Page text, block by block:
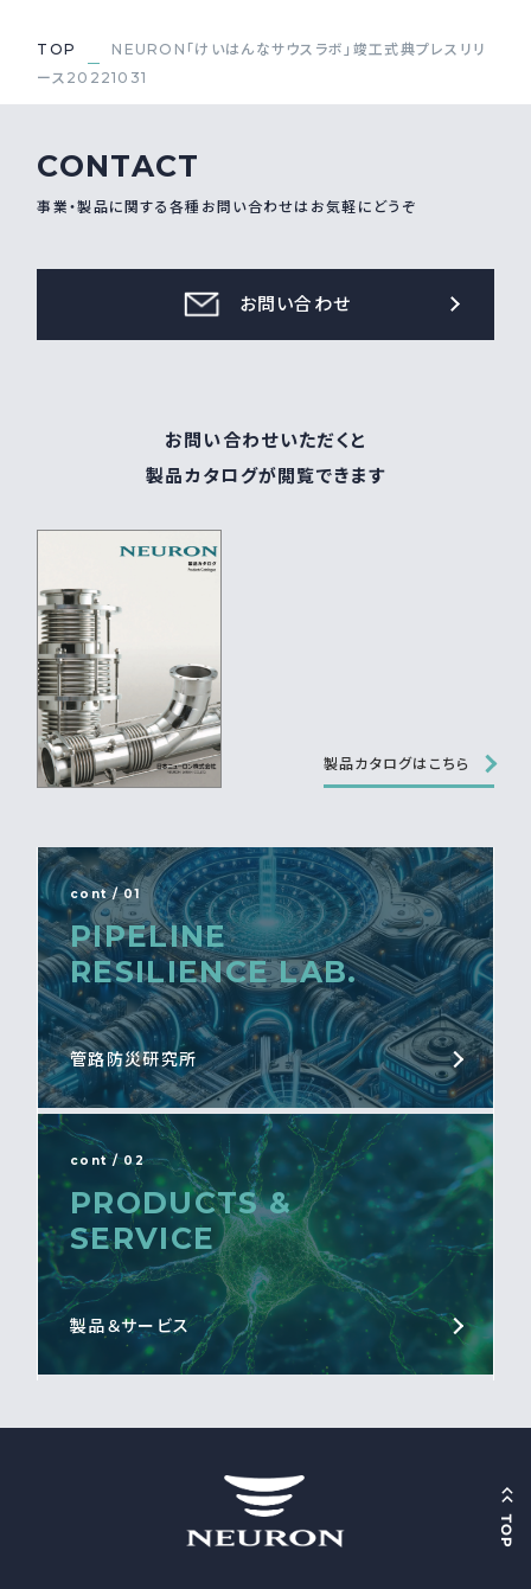
TOP
NEURON「けいはんなサウスラボ」竣工式典プレスリリ
ース20221031
CONTACT
事業・製品に関する各種お問い合わせはお気軽にどうぞ
お問い合わせ
お問い合わせいただくと
製品カタログが閲覧できます
製品カタログはこちら
cont / 01
PIPELINE
RESILIENCE LAB.
管路防災研究所
cont / 02
PRODUCTS &
SERVICE
製品＆サービス